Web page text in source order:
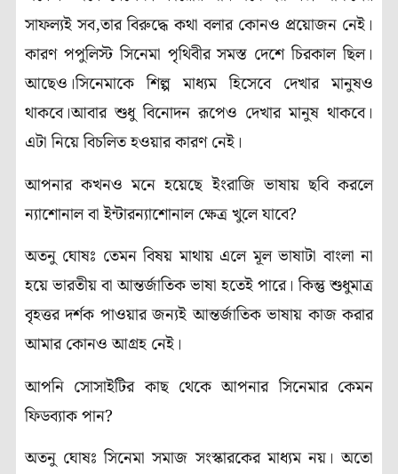
সাফল্যই সব,তার বিরুদ্ধে কথা বলার কোনও প্রয়োজন নেই।
কারণ পপুলিস্ট সিনেমা পৃথিবীর সমস্ত দেশে চিরকাল ছিল।
আছেও।সিনেমাকে শিল্প মাধ্যম হিসেবে দেখার মানুষও
থাকবে।আবার শুধু বিনোদন রূপেও দেখার মানুষ থাকবে।
এটা নিয়ে বিচলিত হওয়ার কারণ নেই।
আপনার কখনও মনে হয়েছে ইংরাজি ভাষায় ছবি করলে
ন্যাশোনাল বা ইন্টারন্যাশোনাল ক্ষেত্র খুলে যাবে?
অতনু ঘোষঃ তেমন বিষয় মাথায় এলে মূল ভাষাটা বাংলা না
হয়ে ভারতীয় বা আন্তর্জাতিক ভাষা হতেই পারে। কিন্তু শুধুমাত্র
বৃহত্তর দর্শক পাওয়ার জন্যই আন্তর্জাতিক ভাষায় কাজ করার
আমার কোনও আগ্রহ নেই।
আপনি সোসাইটির কাছ থেকে আপনার সিনেমার কেমন
ফিডব্যাক পান?
অতনু ঘোষঃ সিনেমা সমাজ সংস্কারকের মাধ্যম নয়। অতো